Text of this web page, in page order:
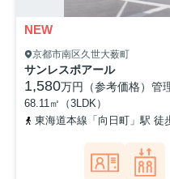
NEW
京都市南区久世大薮町
サンレスポアール
1,580万円（参考価格） 管
68.11㎡（3LDK）
東海道本線「向日町」駅 徒